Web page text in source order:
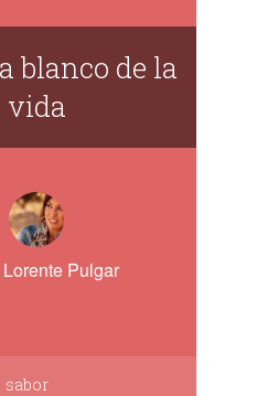
blanco de la
vida
Pulgar